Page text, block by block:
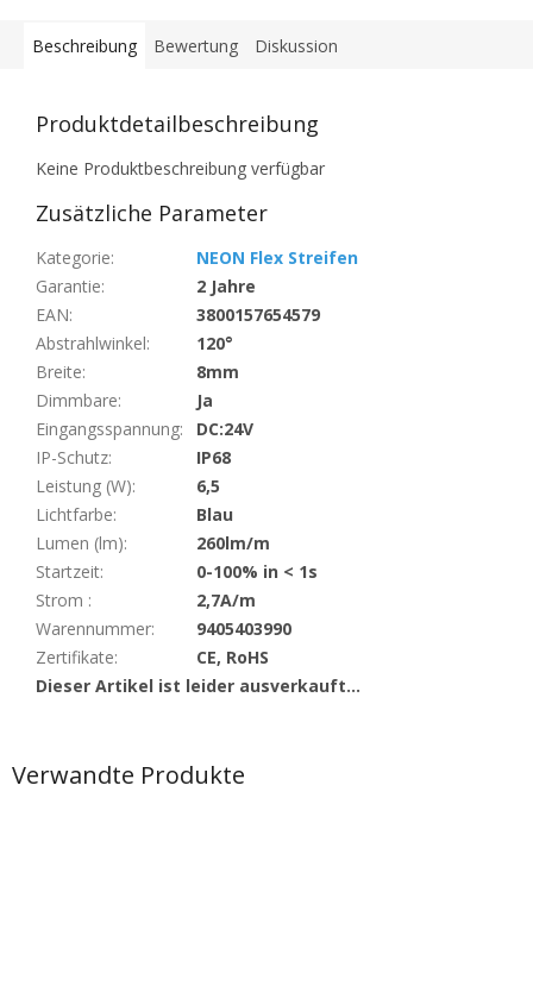
Verwandte Produkte
Beschreibung Bewertung Diskussion
Produktdetailbeschreibung
Keine Produktbeschreibung verfügbar
Zusätzliche Parameter
Kategorie:
NEON Flex Streifen
Garantie:
2 Jahre
EAN:
3800157654579
Abstrahlwinkel:
120°
Breite:
8mm
Dimmbare:
Ja
Eingangsspannung:
DC:24V
IP-Schutz:
IP68
Leistung (W):
6,5
Lichtfarbe:
Blau
Lumen (lm):
260lm/m
Startzeit:
0-100% in < 1s
Strom :
2,7A/m
Warennummer:
9405403990
Zertifikate:
CE, RoHS
Dieser Artikel ist leider ausverkauft…